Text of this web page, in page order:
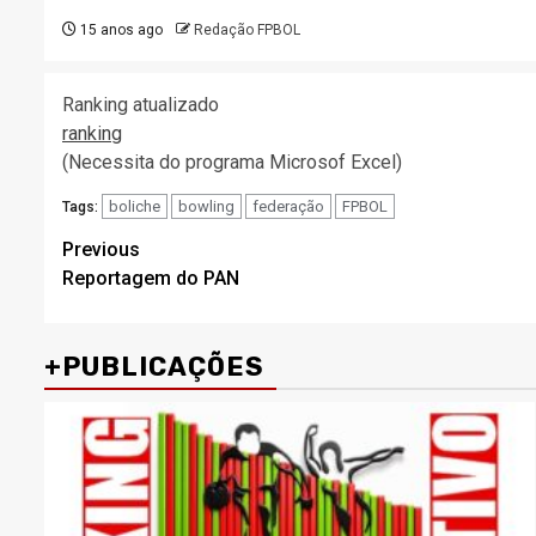
15 anos ago Redação FPBOL
Ranking atualizado
ranking
(Necessita do programa Microsof Excel)
Tags: boliche bowling federação FPBOL
Post
navigation
Previous
Reportagem do PAN
+PUBLICAÇÕES